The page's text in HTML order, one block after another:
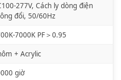
277V, Cách ly dòng điện
đổi, 50/60Hz
7000K PF＞0.95
+ Acrylic
giờ